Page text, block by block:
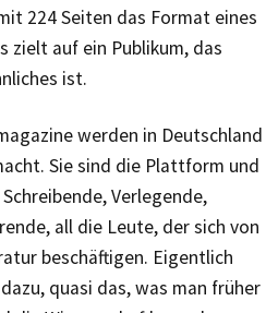
224 Seiten das Format eines
zielt auf ein Publikum, das
ist.
werden in Deutschland
Sie sind die Plattform und
Verlegende,
all die Leute, der sich von
beschäftigen. Eigentlich
quasi das, was man früher